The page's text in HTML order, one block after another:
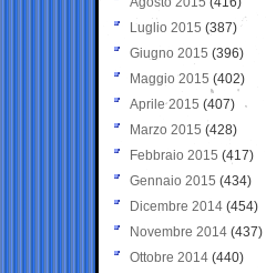
Luglio 2015 (387)
Giugno 2015 (396)
Maggio 2015 (402)
Aprile 2015 (407)
Marzo 2015 (428)
Febbraio 2015 (417)
Gennaio 2015 (434)
Dicembre 2014 (454)
Novembre 2014 (437)
Ottobre 2014 (440)